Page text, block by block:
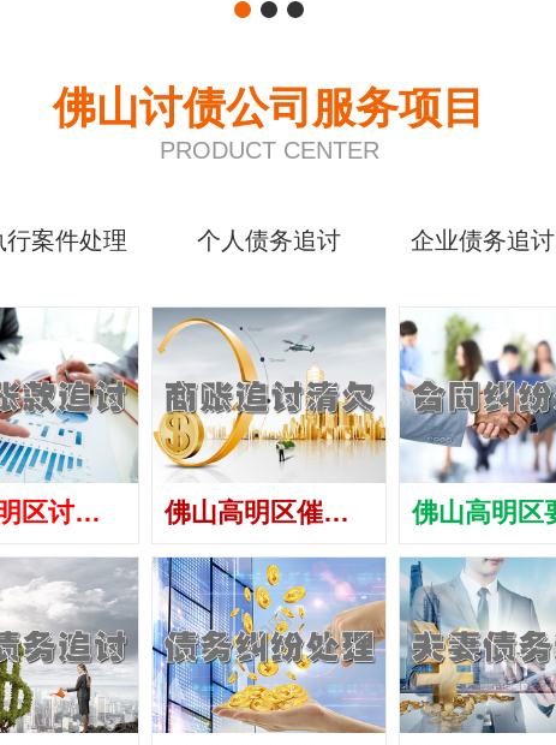
佛山讨债公司服务项目
PRODUCT CENTER
行案件处理 个人债务追讨 企业债务追讨
佛山高明区讨债公司 佛山高明区催债公司